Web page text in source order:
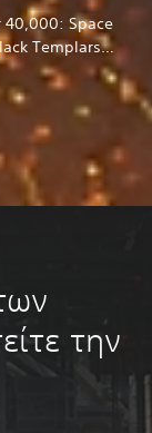
40,000: Space
Templars
την